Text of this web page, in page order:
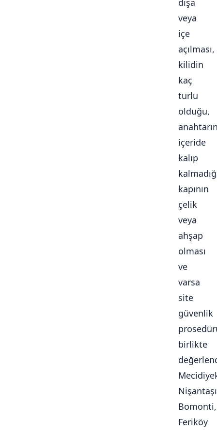
dışa
veya
içe
açılması,
kilidin
kaç
turlu
olduğu,
içeride
kalıp
kapının
çelik
veya
ahşap
olması
ve
varsa
site
güvenlik
birlikte
Bomonti,
Feriköy